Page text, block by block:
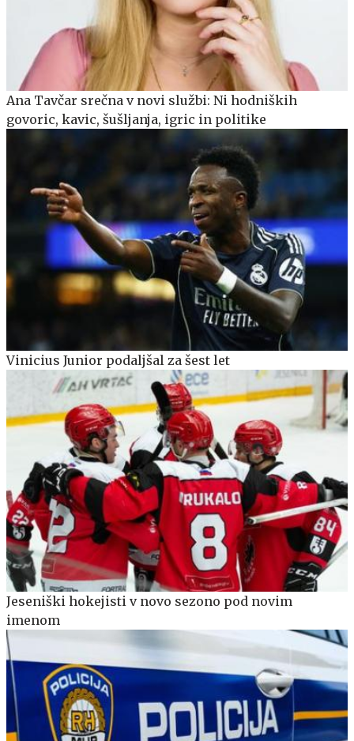
Ana Tavčar srečna v novi službi: Ni hodniških
govoric, kavic, šušljanja, igric in politike
Vinicius Junior podaljšal za šest let
Jeseniški hokejisti v novo sezono pod novim
imenom